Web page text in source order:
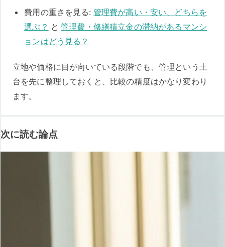
費用の重さを見る: 管理費が高い・安い、どちらを
選ぶ？ と管理費・修繕積立金の滞納があるマンシ
ョンはどう見る？
立地や価格に目が向いている段階でも、管理という土
台を先に整理しておくと、比較の精度はかなり変わり
ます。
次に読む論点